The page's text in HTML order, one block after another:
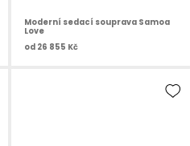
Moderní sedací souprava Samoa
Love
od 26 855 Kč